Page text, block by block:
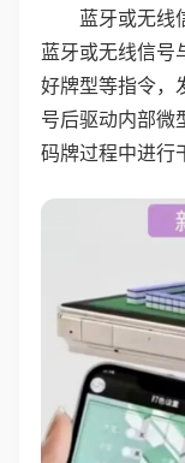
蓝牙或无线
蓝牙或无线信号
好牌型等指令，
号后驱动内部微
码牌过程中进行